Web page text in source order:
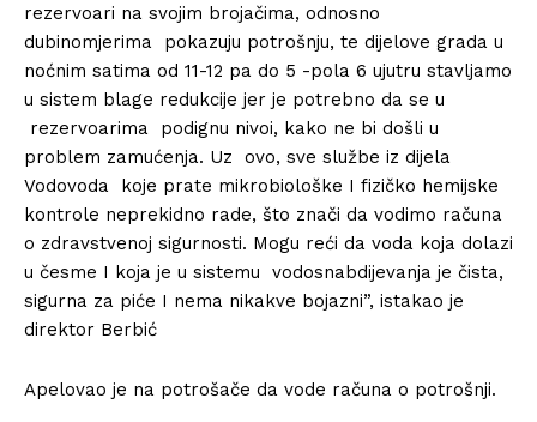
rezervoari na svojim brojačima, odnosno
dubinomjerima pokazuju potrošnju, te dijelove grada u
noćnim satima od 11-12 pa do 5 -pola 6 ujutru stavljamo
u sistem blage redukcije jer je potrebno da se u
rezervoarima podignu nivoi, kako ne bi došli u
problem zamućenja. Uz ovo, sve službe iz dijela
Vodovoda koje prate mikrobiološke I fizičko hemijske
kontrole neprekidno rade, što znači da vodimo računa
o zdravstvenoj sigurnosti. Mogu reći da voda koja dolazi
u česme I koja je u sistemu vodosnabdijevanja je čista,
sigurna za piće I nema nikakve bojazni”, istakao je
direktor Berbić
Apelovao je na potrošače da vode računa o potrošnji.